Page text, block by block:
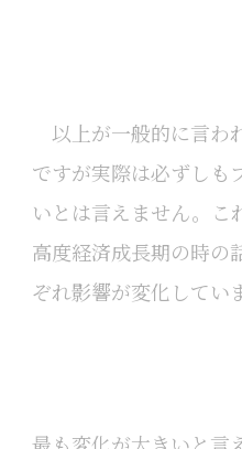
以上が一般的に言わ
ですが実際は必ずしも
いとは言えません。こ
高度経済成長期の時の
ぞれ影響が変化してい